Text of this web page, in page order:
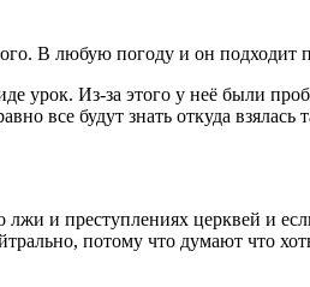
В любую погоду и он
урок. Из-за этого у неё были
все будут знать откуда взялась
и преступлениях церквей и
потому что думают что